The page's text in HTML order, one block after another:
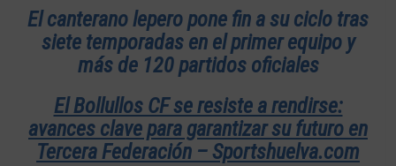
El canterano lepero pone fin a su ciclo tras
siete temporadas en el primer equipo y
más de 120 partidos oficiales
El Bollullos CF se resiste a rendirse:
avances clave para garantizar su futuro en
Tercera Federación – Sportshuelva.com